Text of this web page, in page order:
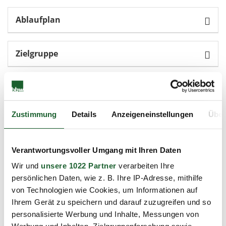
Zustimmung Details Anzeigeneinstellungen
Verantwortungsvoller Umgang mit Ihren Daten
Wir und unsere 1022 Partner verarbeiten Ihre
persönlichen Daten, wie z. B. Ihre IP-Adresse, mithilfe
von Technologien wie Cookies, um Informationen auf
Ihrem Gerät zu speichern und darauf zuzugreifen und so
personalisierte Werbung und Inhalte, Messungen von
Ablaufplan
Zielgruppe
Ihre Ansprechpartnerin
Melanie Seitz
030/31005-120
melanie.seitz@bbw-akademie.de
Kontaktanfrage